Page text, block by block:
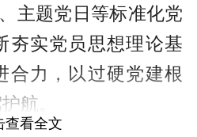
主题党日等标准化党
夯实党员思想理论基
合力，以过硬党建根
航。
查看全文